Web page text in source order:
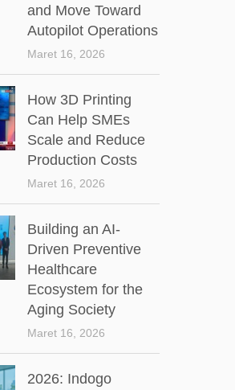
and Move Toward
Autopilot Operations
Maret 16, 2026
How 3D Printing
Can Help SMEs
Scale and Reduce
Production Costs
Maret 16, 2026
Building an AI-
Driven Preventive
Healthcare
Ecosystem for the
Aging Society
Maret 16, 2026
2026: Indogo